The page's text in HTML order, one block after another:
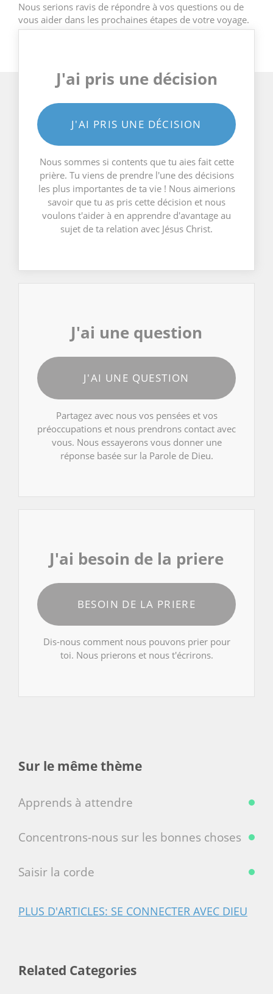
Nous serions ravis de répondre à vos questions ou de
vous aider dans les prochaines étapes de votre voyage.
J'ai pris une décision
J'AI PRIS UNE DÉCISION
Nous sommes si contents que tu aies fait cette
prière. Tu viens de prendre l'une des décisions
les plus importantes de ta vie ! Nous aimerions
savoir que tu as pris cette décision et nous
voulons t'aider à en apprendre d'avantage au
sujet de ta relation avec Jésus Christ.
J'ai une question
J'AI UNE QUESTION
Partagez avec nous vos pensées et vos
préoccupations et nous prendrons contact avec
vous. Nous essayerons vous donner une
réponse basée sur la Parole de Dieu.
J'ai besoin de la priere
BESOIN DE LA PRIERE
Dis-nous comment nous pouvons prier pour
toi. Nous prierons et nous t'écrirons.
Sur le même thème
Apprends à attendre
Concentrons-nous sur les bonnes choses
Saisir la corde
PLUS D'ARTICLES: SE CONNECTER AVEC DIEU
Related Categories